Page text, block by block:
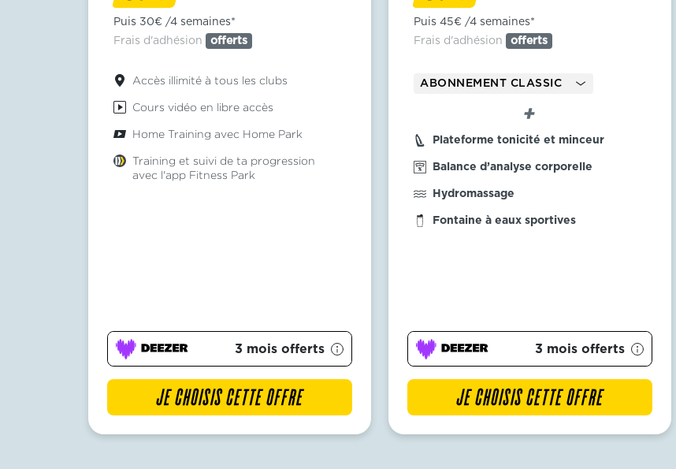
Puis 30€ /4 semaines*
Frais d'adhésion offerts
Accès illimité à tous les clubs
Cours vidéo en libre accès
Home Training avec Home Park
Training et suivi de ta progression
avec l'app Fitness Park
3 mois offerts
JE CHOISIS CETTE OFFRE
Puis 45€ /4 semaines*
Frais d'adhésion offerts
ABONNEMENT CLASSIC
Plateforme tonicité et minceur
Balance d’analyse corporelle
Hydromassage
Fontaine à eaux sportives
3 mois offerts
JE CHOISIS CETTE OFFRE